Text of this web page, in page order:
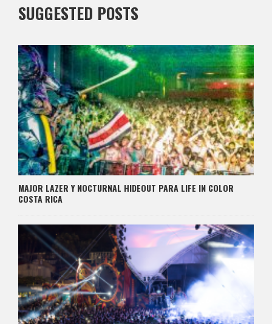
SUGGESTED POSTS
MAJOR LAZER Y NOCTURNAL HIDEOUT PARA LIFE IN COLOR
COSTA RICA